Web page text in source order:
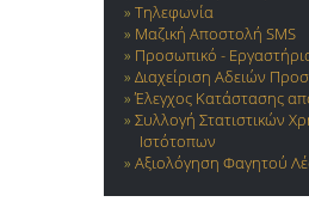
Τηλεφωνία
Μαζική Αποστολή SMS
Προσωπικό -
Διαχείριση Αδειών
Έλεγχος Κατάστασης
Συλλογή Στατιστικών
Ιστότοπων
Αξιολόγηση Φαγητού